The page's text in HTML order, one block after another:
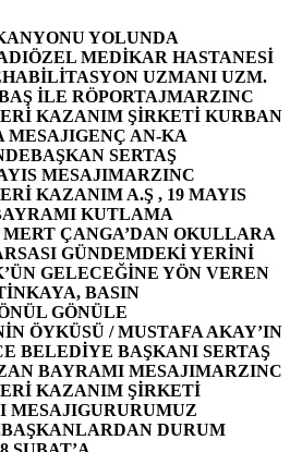
YOLUNDA
ÖZEL MEDİKAR HASTANESİ
UZMANI UZM.
İLE RÖPORTAJMARZINC
KAZANIM ŞİRKETİ KURBAN
MESAJIGENÇ AN-KA
BAŞKAN SERTAŞ
MESAJIMARZINC
KAZANIM A.Ş , 19 MAYIS
KUTLAMA
ÇANGA’DAN OKULLARA
GÜNDEMDEKİ YERİNİ
GELECEĞİNE YÖN VEREN
BASIN
GÖNÜLE
ÖYKÜSÜ / MUSTAFA AKAY’IN
BELEDİYE BAŞKANI SERTAŞ
BAYRAMI MESAJIMARZINC
KAZANIM ŞİRKETİ
MESAJIGURURUMUZ
BAŞKANLARDAN DURUM